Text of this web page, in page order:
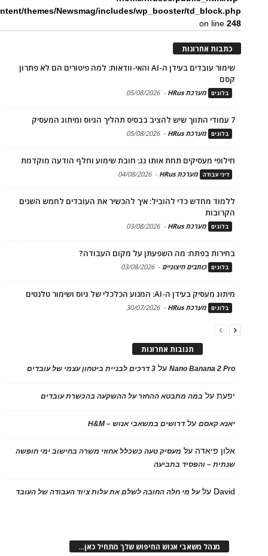
themes/Newsmag/includes/wp_booster/td_block.php
on line248
כתבות אחרונות
שימור עובדים בעידן ה-AI והאי-וודאות: למה פיטורים הם לא פתרון
קסם
בלוגים מערכת HRus -
05/08/2026
7 עמודי התווך שיש להציב בבסיס תהליך הגיוס ומיתוג המעסיק
בלוגים מערכת HRus -
05/08/2026
חילופי מעסיקים תחת אותו גג: חובת שימוע וחלף הודעה מוקדמת
דיני עבודה מערכת HRus -
04/08/2026
ללמוד מחדש כדי להוביל: איך להכשיר את העובדים לחמש השנים
הקרובות
בלוגים מערכת HRus -
03/08/2026
בחירות בפתח: מה השפעתן על מקום העבודה?
בלוגים כותבים חיצוניים -
03/08/2026
מיתוג מעסיק בעידן ה-AI: המנוע הכלכלי של גיוס ושימור טלנטים
בלוגים מערכת HRus -
30/07/2026
תגובות אחרונות
Nano Banana 2 Proעל 3 דרכים לבניית ביטחון עצמי של עובדים
יפעתעל במה מתבטא ההחזר על ההשקעה בהכשרת עובדים
יאנא קאסםעלדרושים במשאבי אנוש – H&M
אלון פיאדה על מעסיק טעה כשכלל אחוזי משרה בחישוב ימי חופשה
שנתית – והפסיד בתביעה
David עלעל מי חלה החובה לשלם את עלות ציוד העבודה של העובד
מנהל משאבי אנוש החיפוש שלך מתחיל כאן…